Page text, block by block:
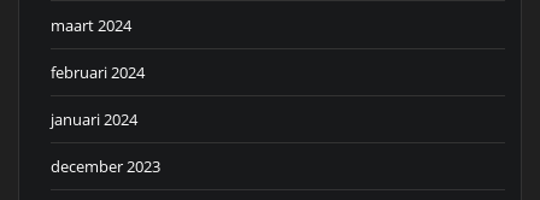
maart 2024
februari 2024
januari 2024
december 2023